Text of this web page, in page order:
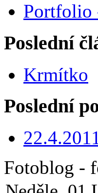
Portfolio
Poslední
Krmítko
Poslední
Fotoblog -